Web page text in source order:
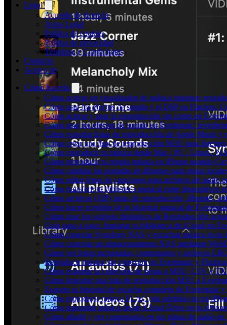
Legal
Acuerdo de licencia
Aviso Legal
Política de cookies
Política de privacidad
Términos y Condiciones
Contacto
Acerca de
Cómo hacerlo
Cómo activar un visualizador de música mientras
Cómo usar los efectos de sonido y el DSP en Flacbox:
Cómo activar y usar la reproducción sin cortes en
Cómo usar los efectos de sonido en Evermusic:
Cómo exportar listas de reproducción de Apple Music y
Cómo crear una lista de reproducción M3U para
Cómo reproducir tu música desde Mac / PC / Linux /
Cómo reproducir tu propia música en iPhone usando
Cómo cambiar las portadas de álbumes para pistas
Cómo editar letras de canciones para archivos de audio
Cómo transferir tu biblioteca musical entre dispositivos
Cómo archivar (ZIP) listas de reproducción, álbumes,
Cómo hacer scrobble de tu historial musical de
Cómo usar los widgets dinámicos de Reproducción
Guía paso a paso: Importar tu biblioteca de iCloud en
Cómo conectar Synology NAS y escuchar música en tu
Cómo conectar un almacenamiento NAS mediante
Cómo ver letras incrustadas, comentarios y archivos
Reproducir música sin conexión en Evermusic y
Cómo exportar la colección de pistas a M3U, CSV y
Cómo importar una lista de reproducción M3U a
Exporta tu historial de escucha completo de Evermusic
Cómo reproducir música FLAC (sin pérdida) en mi
Cómo transmitir música desde iCloud Drive en tu
Cómo añadir y ver comentarios en tus pistas de audio